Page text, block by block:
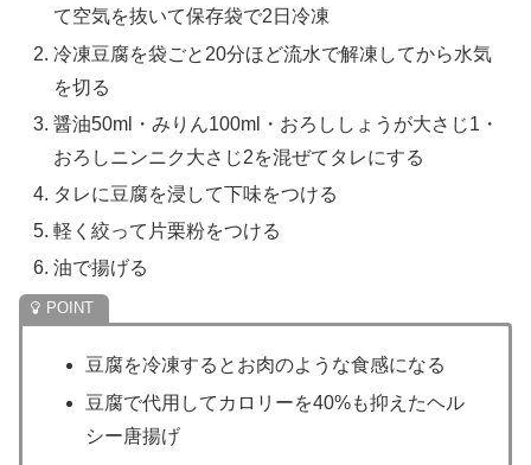
て空気を抜いて保存袋で2日冷凍
冷凍豆腐を袋ごと20分ほど流水で解凍してから水気
を切る
醤油50ml・みりん100ml・おろししょうが大さじ1・
おろしニンニク大さじ2を混ぜてタレにする
タレに豆腐を浸して下味をつける
軽く絞って片栗粉をつける
油で揚げる
豆腐を冷凍するとお肉のような食感になる
豆腐で代用してカロリーを40%も抑えたヘル
シー唐揚げ